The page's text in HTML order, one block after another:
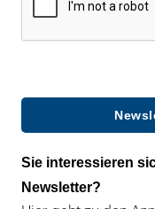
Sie interessieren
Newsletter?